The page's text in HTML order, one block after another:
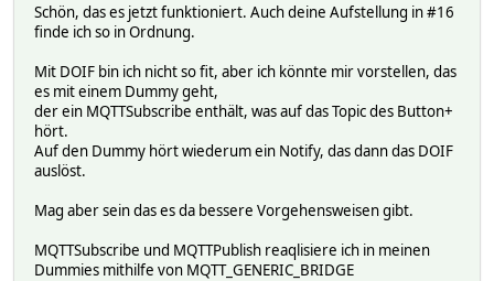
condition:
0 xyz
0:
0 set OUT_1 PortB5 on
1 set OUT_1 PortB5 off
1:
helper:
NOTIFYDEV global
last_timer 0
perlblock:
uiState:
Schön, das es jetzt funktioniert. Auch deine Aufstellung in #16
finde ich so in Ordnung.
Mit DOIF bin ich nicht so fit, aber ich könnte mir vorstellen, das
es mit einem Dummy geht,
der ein MQTTSubscribe enthält, was auf das Topic des Button+
hört.
Auf den Dummy hört wiederum ein Notify, das dann das DOIF
auslöst.
Mag aber sein das es da bessere Vorgehensweisen gibt.
MQTTSubscribe und MQTTPublish reaqlisiere ich in meinen
Dummies mithilfe von MQTT_GENERIC_BRIDGE